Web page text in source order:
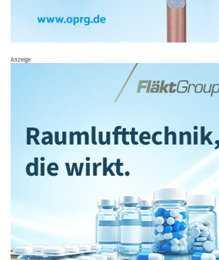
Anzeige